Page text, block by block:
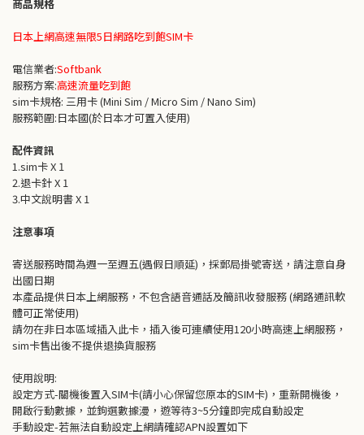
商品規格
日本上網高速無限5日網路吃到飽SIM卡
電信業者:Softbank
服務方案:高速流量吃到飽
sim卡規格: 三用卡 (Mini Sim / Micro Sim / Nano Sim)
服務範圍:日本國(於日本才可置入使用)
配件資訊
1.sim卡 X 1
2.退卡針 X 1
3.中文說明書 X 1
注意事項
寄送服務時間為週一至週五(遇假日順延)，採郵局掛號寄送，請注意自身
出國日期
本產品提供日本上網服務，不包含語音通話及簡訊收發服務 (網路通訊軟
體可正常使用)
請勿在非日本區域插入此卡，插入後可連續使用120小時高速上網服務，
sim卡售出後不提供退換貨服務
使用說明:
設定方式-關機後置入SIM卡(請小心保留您原本的SIM卡)，重新開機後，
開啟行動數據，並鉤選數據漫，遊等待3~5分鐘即完成自動設定
手動設定-若無法自動設定上網請確認APN設置如下